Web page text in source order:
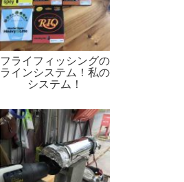
フライフィッシングの
ラインシステム！私の
システム！